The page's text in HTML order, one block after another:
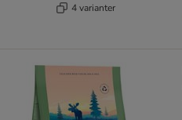
4 varianter